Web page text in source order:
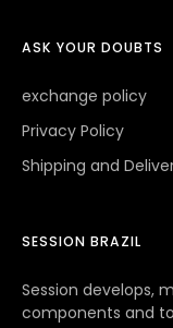
ASK YOUR DOUBTS
exchange policy
Privacy Policy
Shipping and
SESSION BRAZIL
Session develops,
components and